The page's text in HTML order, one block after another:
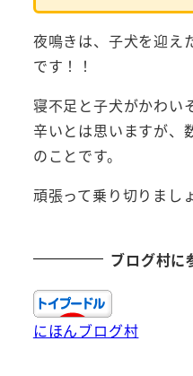
夜鳴きは、子犬を迎え
です！！
寝不足と子犬がかわい
辛いとは思いますが、
のことです。
頑張って乗り切りまし
ブログ村に
にほんブログ村